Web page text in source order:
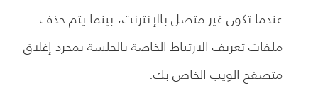
عندما تكون غير متصل بالإنترنت، بينما يتم حذف
ملفات تعريف الارتباط الخاصة بالجلسة بمجرد إغلاق
متصفح الويب الخاص بك.